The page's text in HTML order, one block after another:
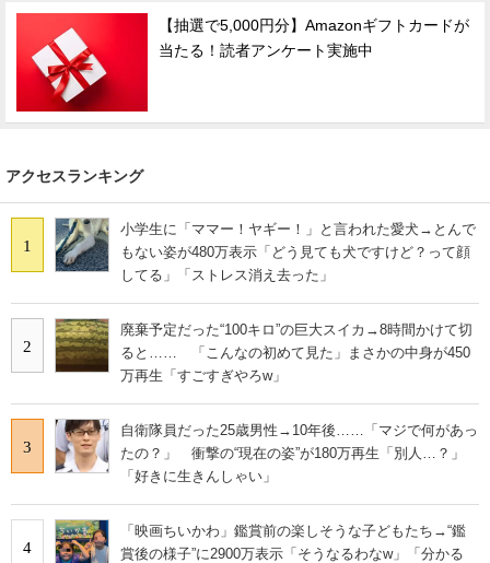
【抽選で5,000円分】Amazonギフトカードが
当たる！読者アンケート実施中
アクセスランキング
1
小学生に「ママー！ヤギー！」と言われた愛犬→とんで
もない姿が480万表示「どう見ても犬ですけど？って顔
してる」「ストレス消え去った」
2
廃棄予定だった“100キロ”の巨大スイカ→8時間かけて切
ると…… 「こんなの初めて見た」まさかの中身が450
万再生「すごすぎやろw」
3
自衛隊員だった25歳男性→10年後……「マジで何があっ
たの？」 衝撃の“現在の姿”が180万再生「別人…？」
「好きに生きんしゃい」
4
「映画ちいかわ」鑑賞前の楽しそうな子どもたち→“鑑
賞後の様子”に2900万表示「そうなるわなw」「分かる